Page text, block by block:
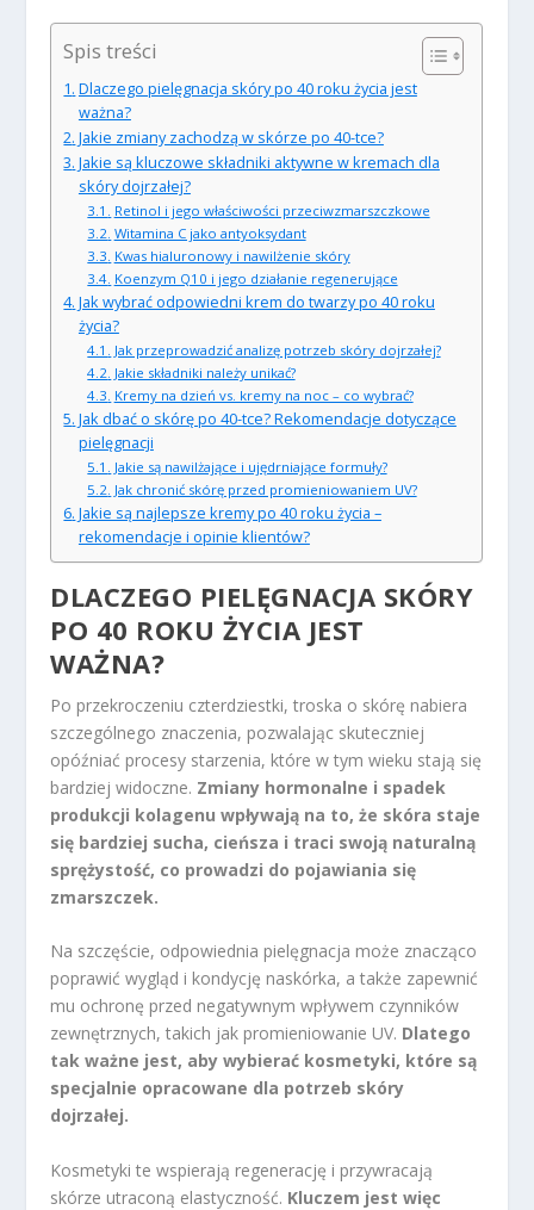
Spis treści
Dlaczego pielęgnacja skóry po 40 roku życia jest
ważna?
Jakie zmiany zachodzą w skórze po 40-tce?
Jakie są kluczowe składniki aktywne w kremach dla
skóry dojrzałej?
Retinol i jego właściwości przeciwzmarszczkowe
Witamina C jako antyoksydant
Kwas hialuronowy i nawilżenie skóry
Koenzym Q10 i jego działanie regenerujące
Jak wybrać odpowiedni krem do twarzy po 40 roku
życia?
Jak przeprowadzić analizę potrzeb skóry dojrzałej?
Jakie składniki należy unikać?
Kremy na dzień vs. kremy na noc – co wybrać?
Jak dbać o skórę po 40-tce? Rekomendacje dotyczące
pielęgnacji
Jakie są nawilżające i ujędrniające formuły?
Jak chronić skórę przed promieniowaniem UV?
Jakie są najlepsze kremy po 40 roku życia –
rekomendacje i opinie klientów?
DLACZEGO PIELĘGNACJA SKÓRY
PO 40 ROKU ŻYCIA JEST
WAŻNA?
Po przekroczeniu czterdziestki, troska o skórę nabiera
szczególnego znaczenia, pozwalając skuteczniej
opóźniać procesy starzenia, które w tym wieku stają się
bardziej widoczne. Zmiany hormonalne i spadek
produkcji kolagenu wpływają na to, że skóra staje
się bardziej sucha, cieńsza i traci swoją naturalną
sprężystość, co prowadzi do pojawiania się
zmarszczek.
Na szczęście, odpowiednia pielęgnacja może znacząco
poprawić wygląd i kondycję naskórka, a także zapewnić
mu ochronę przed negatywnym wpływem czynników
zewnętrznych, takich jak promieniowanie UV. Dlatego
tak ważne jest, aby wybierać kosmetyki, które są
specjalnie opracowane dla potrzeb skóry
dojrzałej.
Kosmetyki te wspierają regenerację i przywracają
skórze utraconą elastyczność. Kluczem jest więc